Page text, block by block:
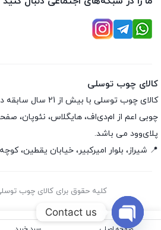
کالای چوب توسلی
کالای چوب توسلی با
چوبی اعم از ام‌دی‌اف، هایگلاس، نئوپان،
پلای‌وود می باشد.
📍 شیراز، بلوار امیرکبیر، خیابان یقطین، کوچه ۱۸
کلیه حقوق برای کالای چوب
Contact us